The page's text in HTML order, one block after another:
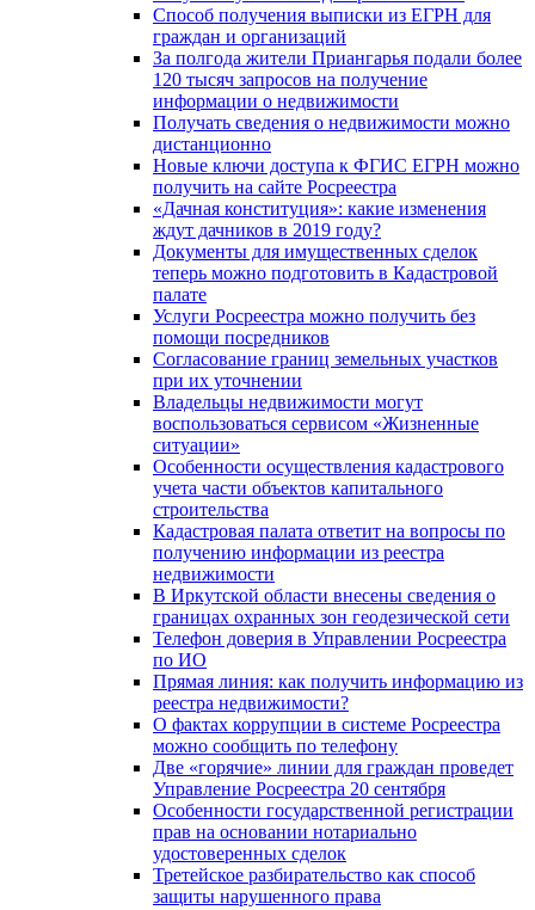
Способ получения выписки из ЕГРН для
граждан и организаций
За полгода жители Приангарья подали более
120 тысяч запросов на получение
информации о недвижимости
Получать сведения о недвижимости можно
дистанционно
Новые ключи доступа к ФГИС ЕГРН можно
получить на сайте Росреестра
«Дачная конституция»: какие изменения
ждут дачников в 2019 году?
Документы для имущественных сделок
теперь можно подготовить в Кадастровой
палате
Услуги Росреестра можно получить без
помощи посредников
Согласование границ земельных участков
при их уточнении
Владельцы недвижимости могут
воспользоваться сервисом «Жизненные
ситуации»
Особенности осуществления кадастрового
учета части объектов капитального
строительства
Кадастровая палата ответит на вопросы по
получению информации из реестра
недвижимости
В Иркутской области внесены сведения о
границах охранных зон геодезической сети
Телефон доверия в Управлении Росреестра
по ИО
Прямая линия: как получить информацию из
реестра недвижимости?
О фактах коррупции в системе Росреестра
можно сообщить по телефону
Две «горячие» линии для граждан проведет
Управление Росреестра 20 сентября
Особенности государственной регистрации
прав на основании нотариально
удостоверенных сделок
Третейское разбирательство как способ
защиты нарушенного права